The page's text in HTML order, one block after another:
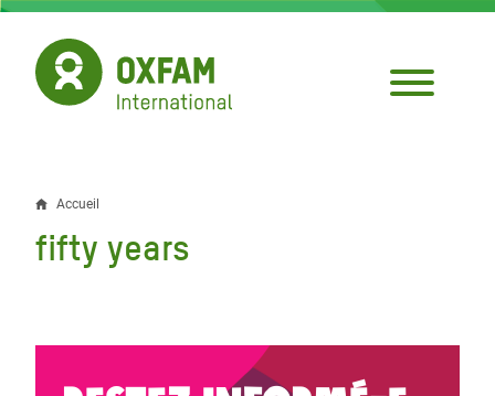
Aller
contenu
principal
Fil
d'Ariane
Accueil
fifty years